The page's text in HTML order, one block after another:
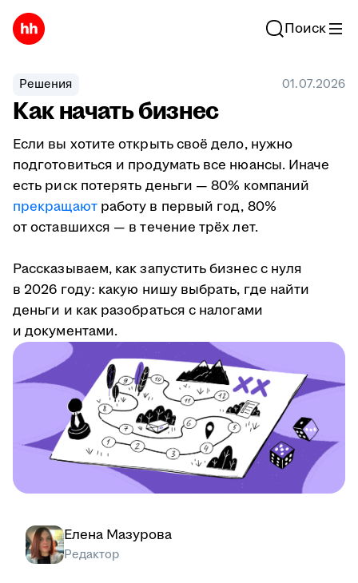
Поиск
Решения 01.07.2026
Как начать бизнес
Если вы хотите открыть своё дело, нужно
подготовиться и продумать все нюансы. Иначе
есть риск потерять деньги — 80% компаний
прекращаютработу в первый год, 80%
от оставшихся — в течение трёх лет.
Рассказываем, как запустить бизнес с нуля
в 2026 году: какую нишу выбрать, где найти
деньги и как разобраться с налогами
и документами.
Елена Мазурова
Редактор